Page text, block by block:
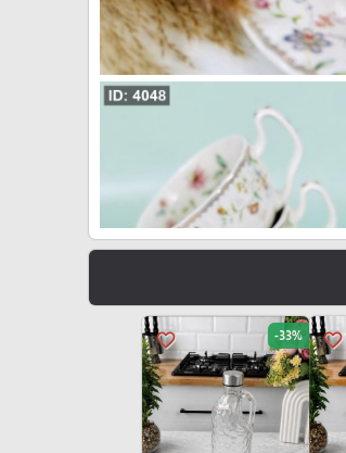
favorite_border
favorite_border -33%